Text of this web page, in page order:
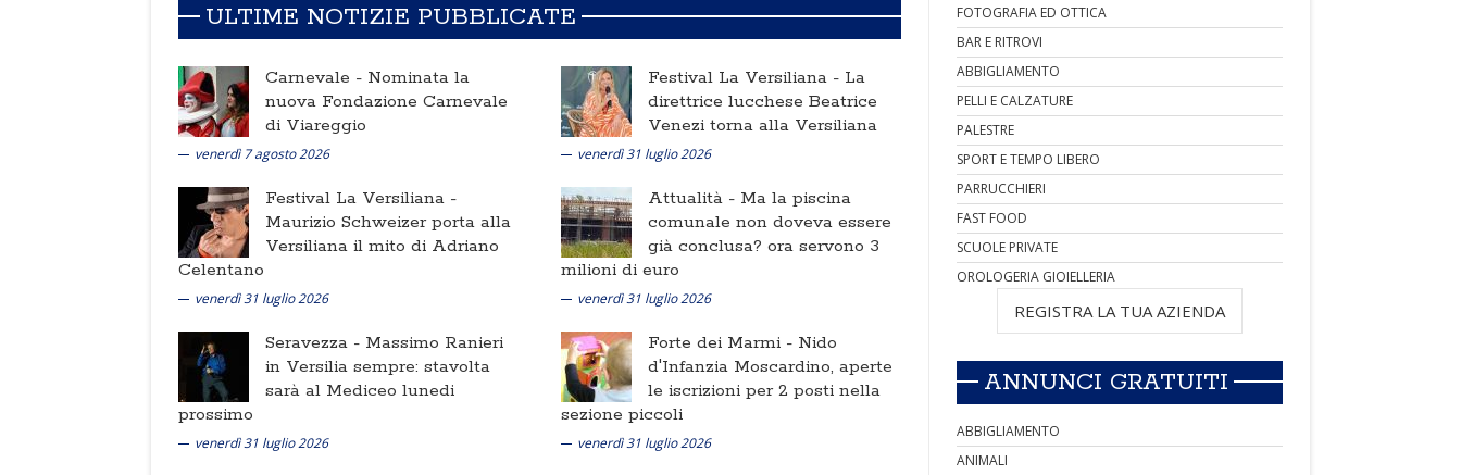
ULTIME NOTIZIE PUBBLICATE
Carnevale - Nominata la
nuova Fondazione Carnevale
di Viareggio
venerdì 7 agosto 2026
Festival La Versiliana - La
direttrice lucchese Beatrice
Venezi torna alla Versiliana
venerdì 31 luglio 2026
Festival La Versiliana -
Maurizio Schweizer porta alla
Versiliana il mito di Adriano
Celentano
venerdì 31 luglio 2026
Attualità - Ma la piscina
comunale non doveva essere
già conclusa? ora servono 3
milioni di euro
venerdì 31 luglio 2026
Seravezza - Massimo Ranieri
in Versilia sempre: stavolta
sarà al Mediceo lunedi
prossimo
venerdì 31 luglio 2026
Forte dei Marmi - Nido
d'Infanzia Moscardino, aperte
le iscrizioni per 2 posti nella
sezione piccoli
venerdì 31 luglio 2026
FOTOGRAFIA ED OTTICA
BAR E RITROVI
ABBIGLIAMENTO
PELLI E CALZATURE
PALESTRE
SPORT E TEMPO LIBERO
PARRUCCHIERI
FAST FOOD
SCUOLE PRIVATE
OROLOGERIA GIOIELLERIA
REGISTRA LA TUA AZIENDA
ANNUNCI GRATUITI
ABBIGLIAMENTO
ANIMALI